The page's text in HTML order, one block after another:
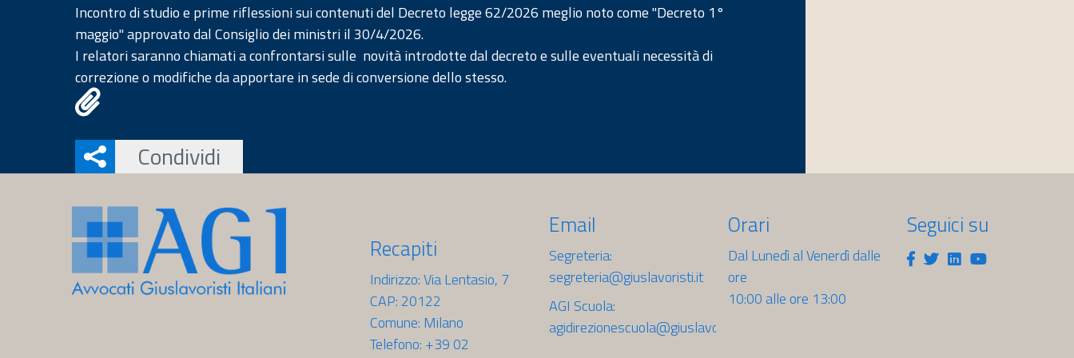
Incontro di studio e prime riflessioni sui contenuti del Decreto legge 62/2026 meglio noto come "Decreto 1°
maggio" approvato dal Consiglio dei ministri il 30/4/2026.
I relatori saranno chiamati a confrontarsi sulle novità introdotte dal decreto e sulle eventuali necessità di
correzione o modifiche da apportare in sede di conversione dello stesso.
Condividi
Recapiti
Indirizzo: Via Lentasio, 7
CAP: 20122
Comune: Milano
Telefono: +39 02
Email
Segreteria:
segreteria@giuslavoristi.it
AGI Scuola:
agidirezionescuola@giuslavoristi.it
Orari
Dal Lunedì al Venerdì dalle
ore
10:00 alle ore 13:00
Seguici su
Facebook
Twitter
LinkedinYoutube